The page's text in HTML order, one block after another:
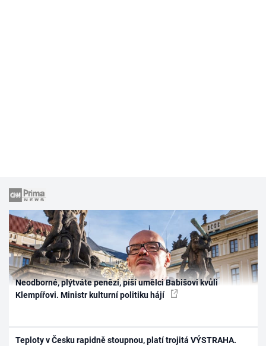
Neodborné, plýtváte penězi, píší umělci Babišovi kvůli
Klempířovi. Ministr kulturní politiku hájí
Teploty v Česku rapidně stoupnou, platí trojitá VÝSTRAHA.